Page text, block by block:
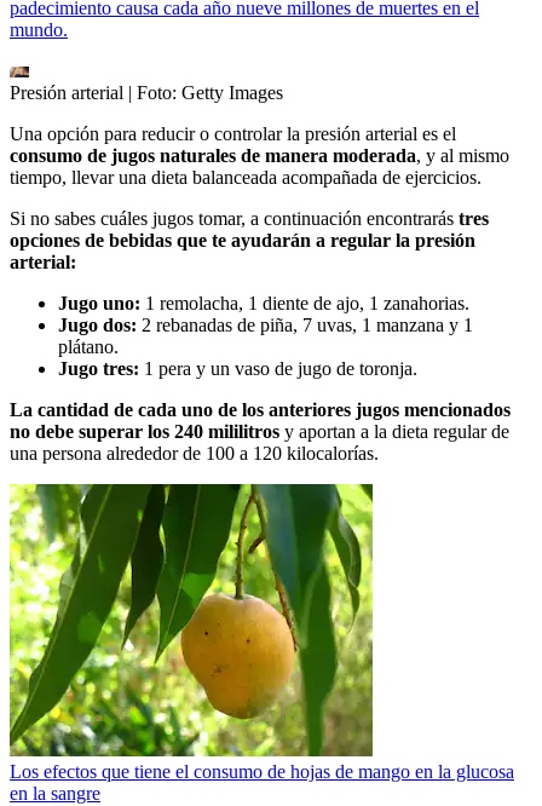
padecimiento causa cada año nueve millones de muertes en el
mundo.
Presión arterial | Foto: Getty Images
Una opción para reducir o controlar la presión arterial es el
consumo de jugos naturales de manera moderada, y al mismo
tiempo, llevar una dieta balanceada acompañada de ejercicios.
Si no sabes cuáles jugos tomar, a continuación encontrarás tres
opciones de bebidas que te ayudarán a regular la presión
arterial:
Jugo uno: 1 remolacha, 1 diente de ajo, 1 zanahorias.
Jugo dos: 2 rebanadas de piña, 7 uvas, 1 manzana y 1
plátano.
Jugo tres: 1 pera y un vaso de jugo de toronja.
La cantidad de cada uno de los anteriores jugos mencionados
no debe superar los 240 mililitros y aportan a la dieta regular de
una persona alrededor de 100 a 120 kilocalorías.
Los efectos que tiene el consumo de hojas de mango en la glucosa
en la sangre